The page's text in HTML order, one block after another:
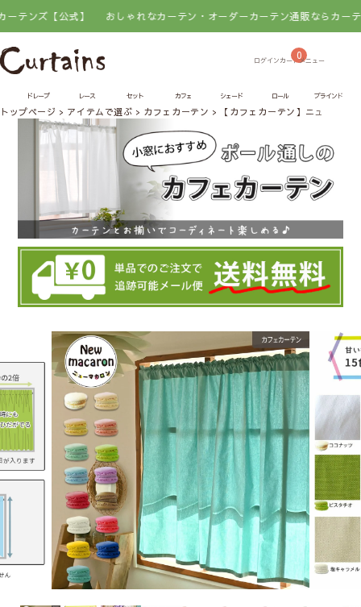
【公式】 おしゃれなカーテン・オーダーカーテン通販ならカーテンズ【
0
ドレープ レース セット カフェ シェード ロール ブラインド
トップページ アイテムで選ぶ カフェカーテン 【カフェカーテン】ニューマカ